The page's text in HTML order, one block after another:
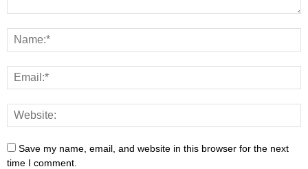
Save my name, email, and website in this browser for the next
time I comment.